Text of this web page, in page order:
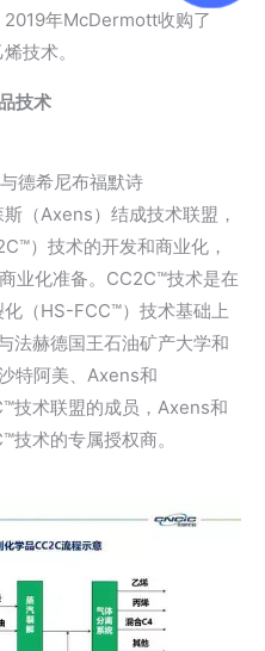
年McDermott收购了
技术。
技术
德希尼布福默诗
（Axens）结成技术联盟，
）技术的开发和商业化，
业化准备。CC2C™技术是在
（HS-FCC™）技术基础上
法赫德国王石油矿产大学和
特阿美、Axens和
技术联盟的成员，Axens和
术的专属授权商。